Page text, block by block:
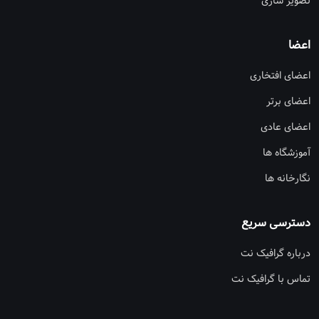
اعضا
اعضای افتخاری
اعضای برتر
اعضای عادی
آموزشگاه ها
نگارخانه ها
دسترسی سریع
درباره گرافیک نت
تماس با گرافیک نت